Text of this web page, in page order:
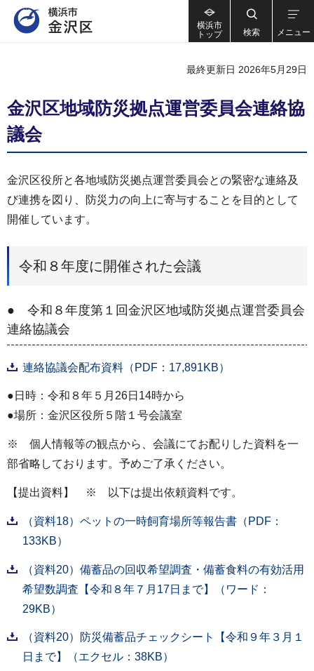
横浜市
トップ
検索 メニュー
最終更新日 2026年5月29日
金沢区地域防災拠点運営委員会連絡協
議会
金沢区役所と各地域防災拠点運営委員会との緊密な連絡及
び連携を図り、防災力の向上に寄与することを目的として
開催しています。
令和８年度に開催された会議
● 令和８年度第１回金沢区地域防災拠点運営委員会
連絡協議会
連絡協議会配布資料（PDF：17,891KB）
●日時：令和８年５月26日14時から
●場所：金沢区役所５階１号会議室
※ 個人情報等の観点から、会議にてお配りした資料を一
部省略しております。予めご了承ください。
【提出資料】 ※ 以下は提出依頼資料です。
（資料18）ペットの一時飼育場所等報告書（PDF：
133KB）
（資料20）備蓄品の回収希望調査・備蓄食料の有効活用
希望数調査【令和８年７月17日まで】（ワード：
29KB）
（資料20）防災備蓄品チェックシート【令和９年３月１
日まで】（エクセル：38KB）